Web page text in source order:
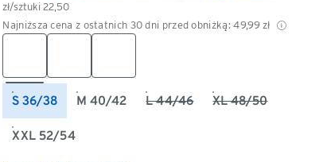
zł/sztuki22,50
Najniższa cena z ostatnich 30 dni przed obniżką: 49,99 zł
S 36/38 M 40/42 L 44/46 XL 48/50
XXL 52/54